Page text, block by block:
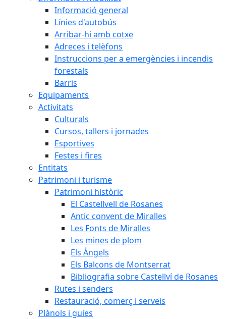
Informació general
Línies d'autobús
Arribar-hi amb cotxe
Adreces i telèfons
Instruccions per a emergències i incendis
forestals
Barris
Equipaments
Activitats
Culturals
Cursos, tallers i jornades
Esportives
Festes i fires
Entitats
Patrimoni i turisme
Patrimoni històric
El Castellvell de Rosanes
Antic convent de Miralles
Les Fonts de Miralles
Les mines de plom
Els Àngels
Els Balcons de Montserrat
Bibliografia sobre Castellví de Rosanes
Rutes i senders
Restauració, comerç i serveis
Plànols i guies